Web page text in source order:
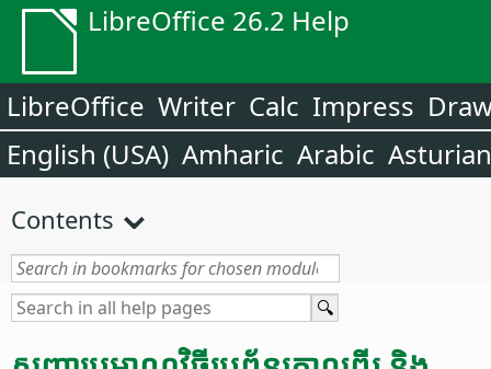
LibreOffice 26.2 Help
LibreOffice Writer Calc Impress
English (USA) Amharic Arabic Asturian
Contents